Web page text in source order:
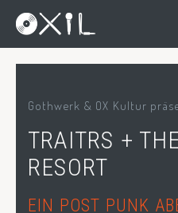
Gothwerk & OX Kultur
TRAITRS +
RESORT
EIN POST PUNK